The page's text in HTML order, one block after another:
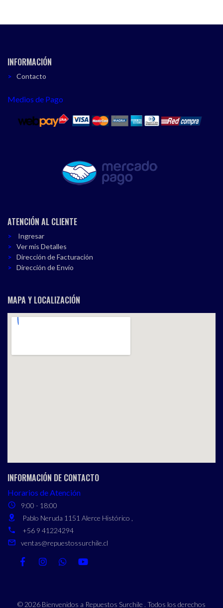
INFORMACIÓN
Contacto
Medios de Pago
ATENCIÓN AL CLIENTE
Ingresar
Ver mis Detalles
Dirección de Facturación
Dirección de Envío
MAPA Y LOCALIZACIÓN
INFORMACIÓN DE CONTACTO
Horarios de Atención
9:00 - 18:00
Pablo Neruda 1151 Alerce Histórico ,
+56 9 41224294
ventas@repuestossurchile.cl
© 2026 Bienvenidos a Repuestos Surchile . Todos los derechos